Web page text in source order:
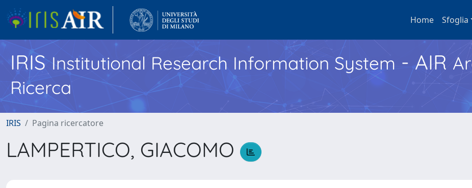
Home Sfoglia
IRISInstitutional Research Information System - AIR
Ricerca
IRIS Pagina ricercatore
LAMPERTICO, GIACOMO